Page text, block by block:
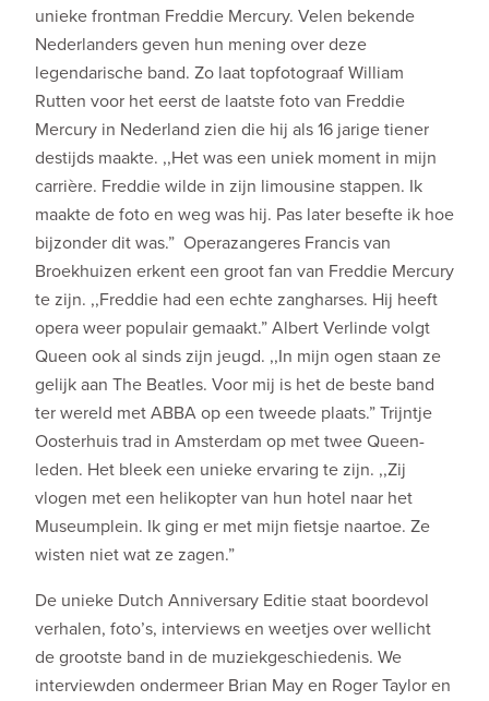
unieke frontman Freddie Mercury. Velen bekende
Nederlanders geven hun mening over deze
legendarische band. Zo laat topfotograaf William
Rutten voor het eerst de laatste foto van Freddie
Mercury in Nederland zien die hij als 16 jarige tiener
destijds maakte. ,,Het was een uniek moment in mijn
carrière. Freddie wilde in zijn limousine stappen. Ik
maakte de foto en weg was hij. Pas later besefte ik hoe
bijzonder dit was.” Operazangeres Francis van
Broekhuizen erkent een groot fan van Freddie Mercury
te zijn. ,,Freddie had een echte zangharses. Hij heeft
opera weer populair gemaakt.” Albert Verlinde volgt
Queen ook al sinds zijn jeugd. ,,In mijn ogen staan ze
gelijk aan The Beatles. Voor mij is het de beste band
ter wereld met ABBA op een tweede plaats.” Trijntje
Oosterhuis trad in Amsterdam op met twee Queen-
leden. Het bleek een unieke ervaring te zijn. ,,Zij
vlogen met een helikopter van hun hotel naar het
Museumplein. Ik ging er met mijn fietsje naartoe. Ze
wisten niet wat ze zagen.”
De unieke Dutch Anniversary Editie staat boordevol
verhalen, foto’s, interviews en weetjes over wellicht
de grootste band in de muziekgeschiedenis. We
interviewden ondermeer Brian May en Roger Taylor en